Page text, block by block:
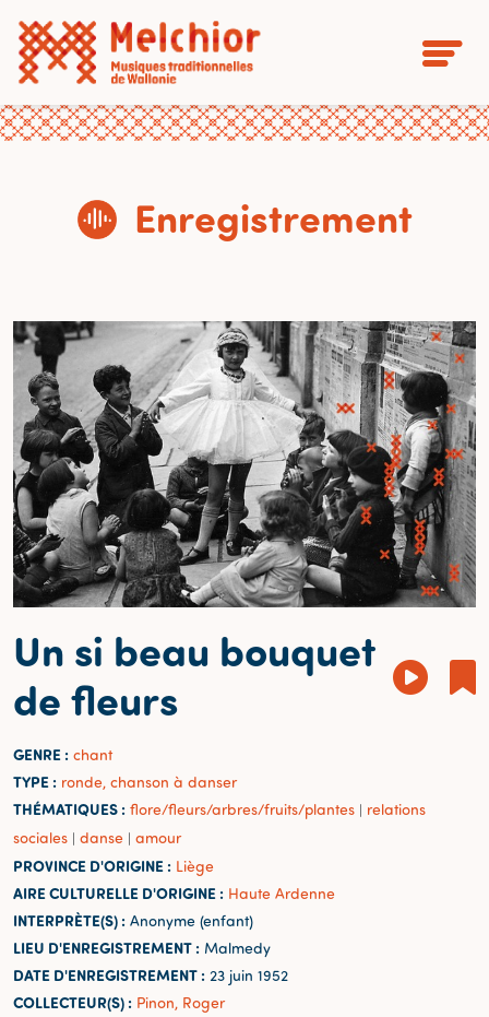
Enregistrement
Un si beau bouquet
de fleurs
GENRE : chant
TYPE : ronde, chanson à danser
THÉMATIQUES : flore/fleurs/arbres/fruits/plantes | relations
sociales | danse | amour
PROVINCE D'ORIGINE : Liège
AIRE CULTURELLE D'ORIGINE : Haute Ardenne
INTERPRÈTE(S) : Anonyme (enfant)
LIEU D'ENREGISTREMENT : Malmedy
DATE D'ENREGISTREMENT : 23 juin 1952
COLLECTEUR(S) : Pinon, Roger